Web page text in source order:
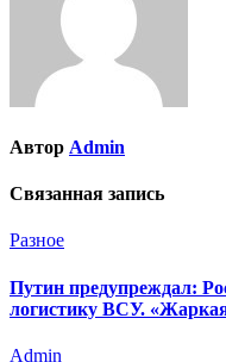
Автор Admin
Связанная запись
Разное
Путин предупреждал:
логистику ВСУ.
Admin